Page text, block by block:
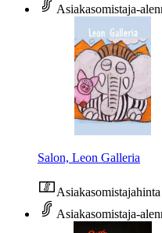
Asiakasomistaja-
Salon, Leon Galleria
Asiakasomistajahinta
Asiakasomistaja-